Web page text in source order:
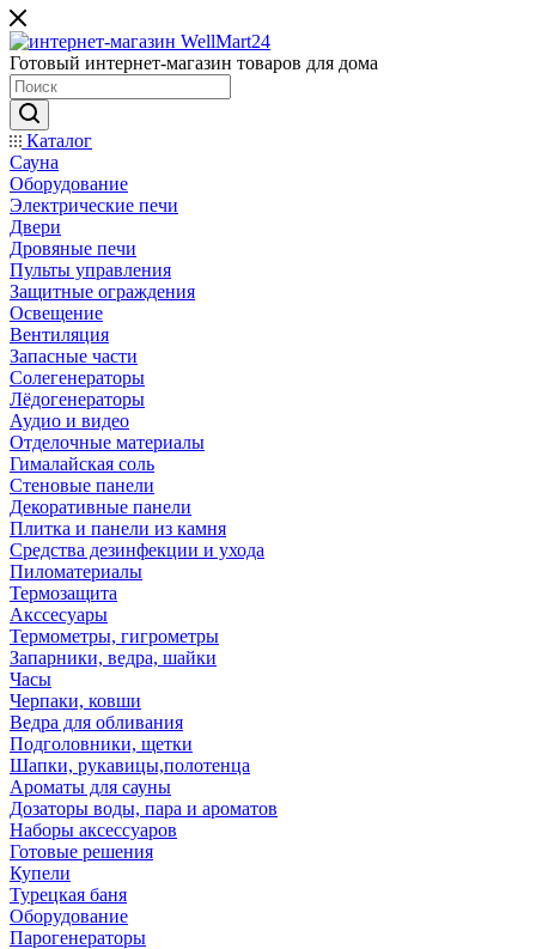
Готовый интернет-магазин товаров для дома
Каталог
Сауна
Оборудование
Электрические печи
Двери
Дровяные печи
Пульты управления
Защитные ограждения
Освещение
Вентиляция
Запасные части
Солегенераторы
Лёдогенераторы
Аудио и видео
Отделочные материалы
Гималайская соль
Стеновые панели
Декоративные панели
Плитка и панели из камня
Средства дезинфекции и ухода
Пиломатериалы
Термозащита
Аксcесуары
Термометры, гигрометры
Запарники, ведра, шайки
Часы
Черпаки, ковши
Ведра для обливания
Подголовники, щетки
Шапки, рукавицы,полотенца
Ароматы для сауны
Дозаторы воды, пара и ароматов
Наборы аксессуаров
Готовые решения
Купели
Турецкая баня
Оборудование
Парогенераторы